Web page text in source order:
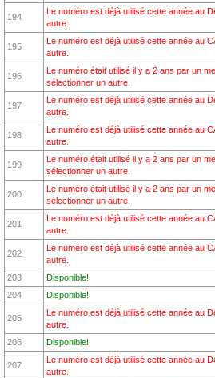
194
Le numéro est déjà utilisé cette année au
autre.
195
Le numéro est déjà utilisé cette année au
autre.
196
Le numéro était utilisé il y a 2 ans par un
sélectionner un autre.
197
Le numéro est déjà utilisé cette année au
autre.
198
Le numéro est déjà utilisé cette année au
autre.
199
Le numéro était utilisé il y a 2 ans par un
sélectionner un autre.
200
Le numéro était utilisé il y a 2 ans par un
sélectionner un autre.
201
Le numéro est déjà utilisé cette année au
autre.
202
Le numéro est déjà utilisé cette année au
autre.
203
Disponible!
204
Disponible!
205
Le numéro est déjà utilisé cette année au
autre.
206
Disponible!
207
Le numéro est déjà utilisé cette année au
autre.